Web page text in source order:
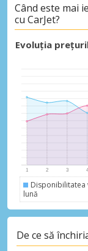
Accesați
Când este mai
cu CarJet?
Evoluția
Disponibilitatea
lună
De ce să